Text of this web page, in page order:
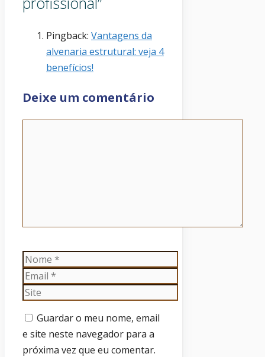
Pingback: Vantagens da
alvenaria estrutural: veja 4
benefícios!
Deixe um comentário
Nome
Email
Site
Guardar o meu nome, email
e site neste navegador para a
próxima vez que eu comentar.